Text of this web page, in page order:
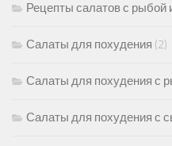
Рецепты салатов с рыбой
Салаты для похудения (2)
Салаты для похудения с
Салаты для похудения с